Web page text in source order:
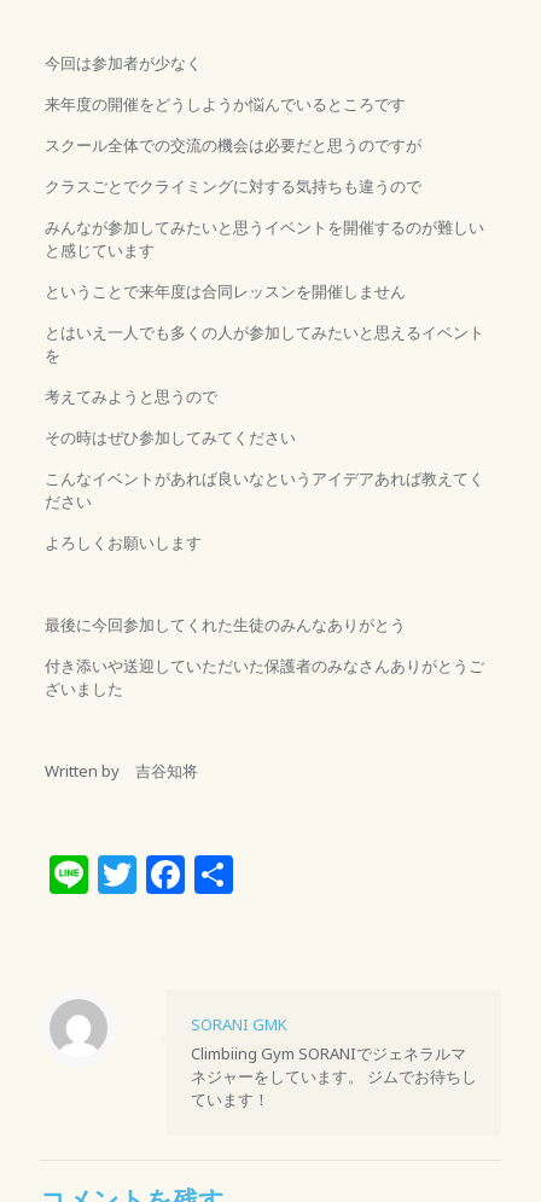
今回は参加者が少なく
来年度の開催をどうしようか悩んでいるところです
スクール全体での交流の機会は必要だと思うのですが
クラスごとでクライミングに対する気持ちも違うので
みんなが参加してみたいと思うイベントを開催するのが難しい
と感じています
ということで来年度は合同レッスンを開催しません
とはいえ一人でも多くの人が参加してみたいと思えるイベント
を
考えてみようと思うので
その時はぜひ参加してみてください
こんなイベントがあれば良いなというアイデアあれば教えてく
ださい
よろしくお願いします
最後に今回参加してくれた生徒のみんなありがとう
付き添いや送迎していただいた保護者のみなさんありがとうご
ざいました
Written by 吉谷知将
LineTwitter
Facebook
共
SORANI GMK
Climbiing Gym SORANIでジェネラルマ
ネジャーをしています。 ジムでお待ちし
ています！